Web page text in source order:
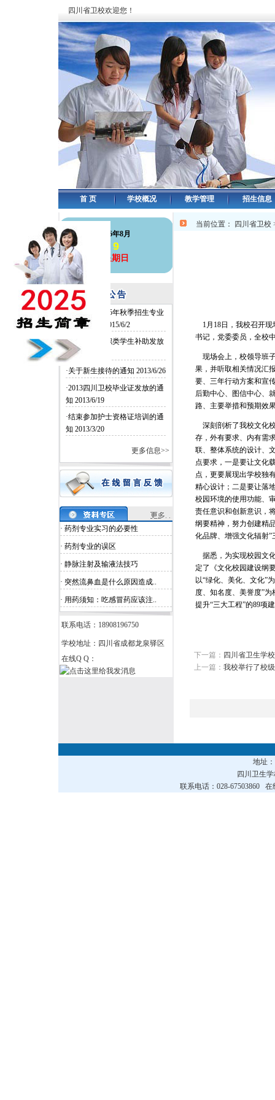
四川省卫校欢迎您！
首 页 学校概况 教学管理 招生信息
126年8月
9
星期日
·四川卫校2015年秋季招生专业
和名额确定
2015/6/2
·四川卫校中职类学生补助发放
2014/6/26
·关于新生接待的通知 2013/6/26
·2013四川卫校毕业证发放的通
知 2013/6/19
·结束参加护士资格证培训的通
知 2013/3/20
更多信息>>
· 药剂专业实习的必要性
· 药剂专业的误区
· 静脉注射及输液法技巧
· 突然流鼻血是什么原因造成..
· 用药须知：吃感冒药应该注..
联系电话：18908196750
学校地址：四川省成都龙泉驿区
在线Q Q：
当前位置： 四川省卫校
1月18日，我校召开现
书记，党委委员，全校
现场会上，校领导班
果，并听取相关情况汇
要、三年行动方案和宣
后勤中心、图信中心、
路、主要举措和预期效
深刻剖析了我校文化
存，外有要求、内有需
联、整体系统的设计、
点要求，一是要让文化
点，更要展现出学校独
精心设计；二是要让落
校园环境的使用功能、
责任意识和创新意识，
纲要精神，努力创建精
化品牌、增强文化辐射
据悉，为实现校园文
定了《文化校园建设纲
以“绿化、美化、文化”
度、知名度、美誉度”
提升“三大工程”的89项
下一篇： 四川省卫生学
上一篇： 我校举行了校
地址
四川卫生
联系电话：028-67503860